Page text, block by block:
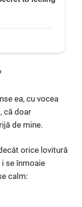
ea, cu vocea
că doar
de mine.
orice lovitură
se înmoaie
calm: